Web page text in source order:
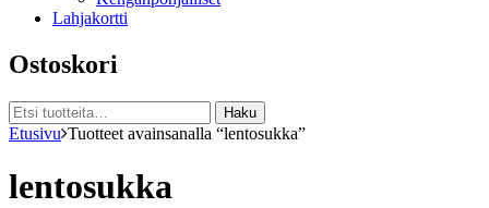
Lahjakortti
Ostoskori
Etsi: Haku
Etusivu Tuotteet avainsanalla “lentosukka”
lentosukka